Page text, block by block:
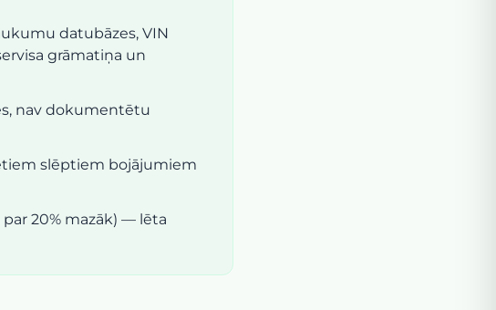
datubāzes, VIN
grāmatiņa un
nav dokumentētu
slēptiem bojājumiem
20% mazāk) — lēta